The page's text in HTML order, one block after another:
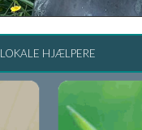
LOKALE HJÆLPERE